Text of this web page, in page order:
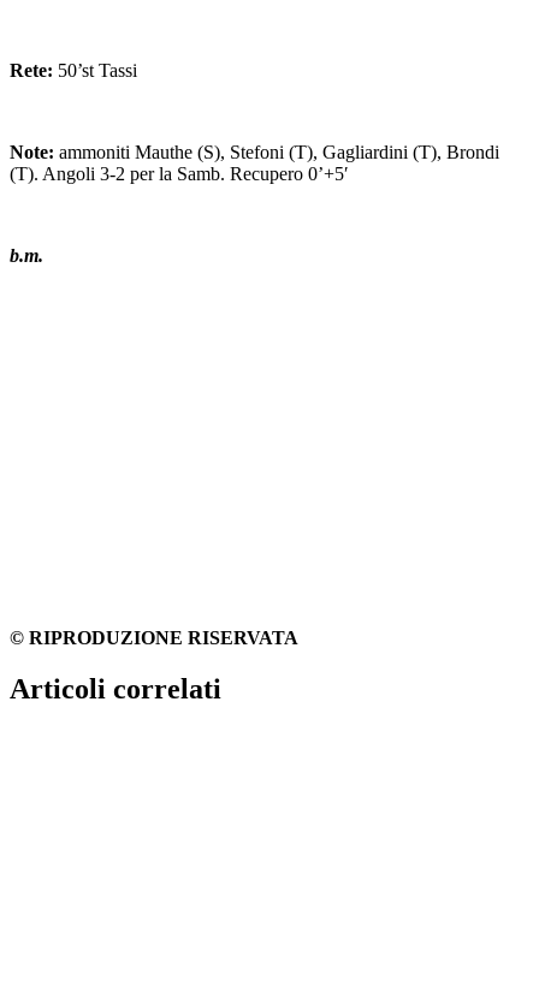
Rete: 50’st Tassi
Note: ammoniti Mauthe (S), Stefoni (T), Gagliardini (T), Brondi
(T). Angoli 3-2 per la Samb. Recupero 0’+5′
b.m.
© RIPRODUZIONE RISERVATA
Articoli correlati